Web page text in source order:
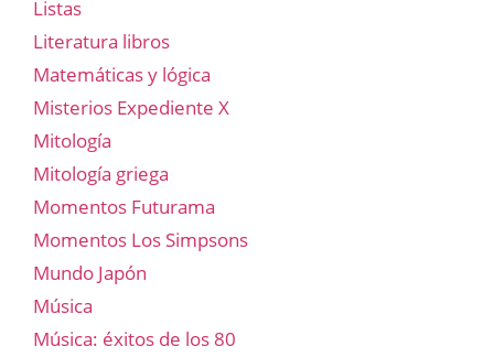
Listas
Literatura libros
Matemáticas y lógica
Misterios Expediente X
Mitología
Mitología griega
Momentos Futurama
Momentos Los Simpsons
Mundo Japón
Música
Música: éxitos de los 80